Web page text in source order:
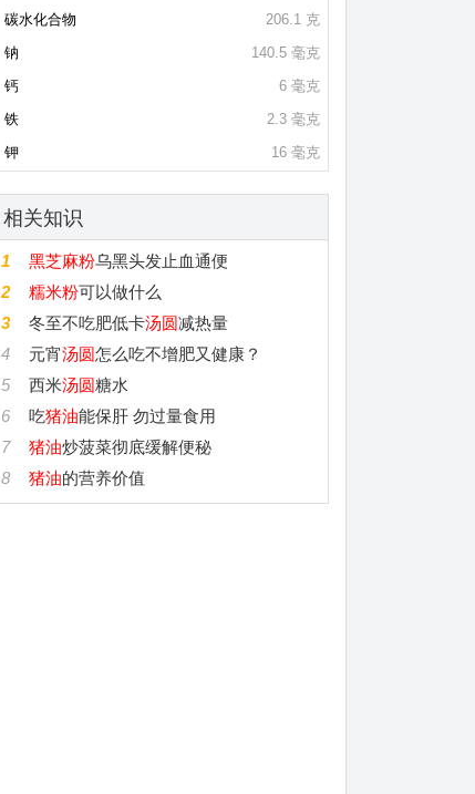
碳水化合物
206.1 克
钠
140.5 毫克
钙
6 毫克
铁
2.3 毫克
钾
16 毫克
相关知识
1 黑芝麻粉乌黑头发止血通便
2
糯米粉可以做什么
3
冬至不吃肥低卡汤圆减热量
4
元宵汤圆怎么吃不增肥又健康？
5
西米汤圆糖水
6
吃猪油能保肝 勿过量食用
7
猪油炒菠菜彻底缓解便秘
8
猪油的营养价值